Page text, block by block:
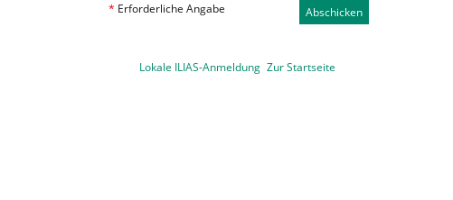
* Erforderliche Angabe Abschicken
Lokale ILIAS-Anmeldung Zur Startseite